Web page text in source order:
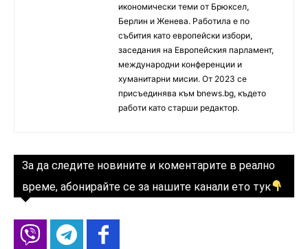
икономически теми от Брюксел,
Берлин и Женева. Работила е по
събития като европейски избори,
заседания на Европейския парламент,
международни конференции и
хуманитарни мисии. От 2023 се
присъединява към bnews.bg, където
работи като старши редактор.
За да следите новините и коментарите в реално
време, абонирайте се за нашите канали ето тук